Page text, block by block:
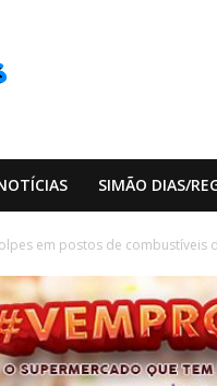
SIMÃO DIAS/
em postos de combustíveis